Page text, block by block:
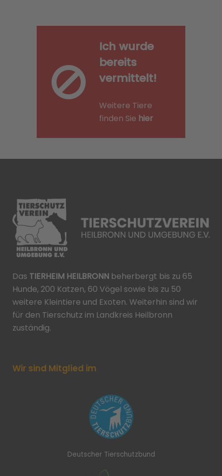
Ich wurde
bereits
vermittelt!
Weitere Tiere
finden Sie hier
Das TIERHEIM HEILBRONN beherbergt bis zu 65
Hunde, 200 Katzen, 60 Vögel sowie bis zu 50
weitere Kleintiere und Exoten. Weiterhin sind wir
für den Tierschutz im Landkreis Heilbronn
zuständig.
Wir sind Mitglied im
Deutscher Tierschutzbund